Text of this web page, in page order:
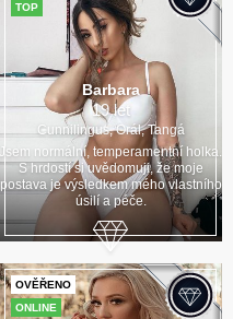
TOP
Barbara
19 let
Cunnilingus, Orál, Tangá
Jsem normální, temperamentní holka.
S hrdostí si uvědomuji, že moje
postava je výsledkem mého vlastního
úsilí a péče.
ONLINE
OVĚŘENO